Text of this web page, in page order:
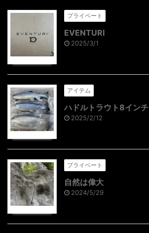
プライベート
EVENTURI
2025/3/1
アイテム
ハドルトラウト8インチ
2025/2/12
プライベート
自然は偉大
2024/5/29